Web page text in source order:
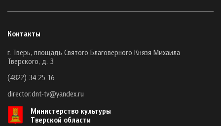
Контакты
г. Тверь, площадь Святого Благоверного Князя Михаила
Тверского, д. 3
(4822) 34-25-16
director.dnt-tv@yandex.ru
Министерство культуры
Тверской области